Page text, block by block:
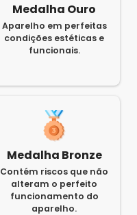
Medalha Ouro
Aparelho em perfeitas
condições estéticas e
funcionais.
Medalha Bronze
Contém riscos que não
alteram o perfeito
funcionamento do
aparelho.